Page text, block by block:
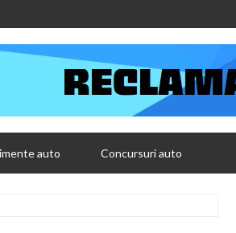
auto Concursuri auto